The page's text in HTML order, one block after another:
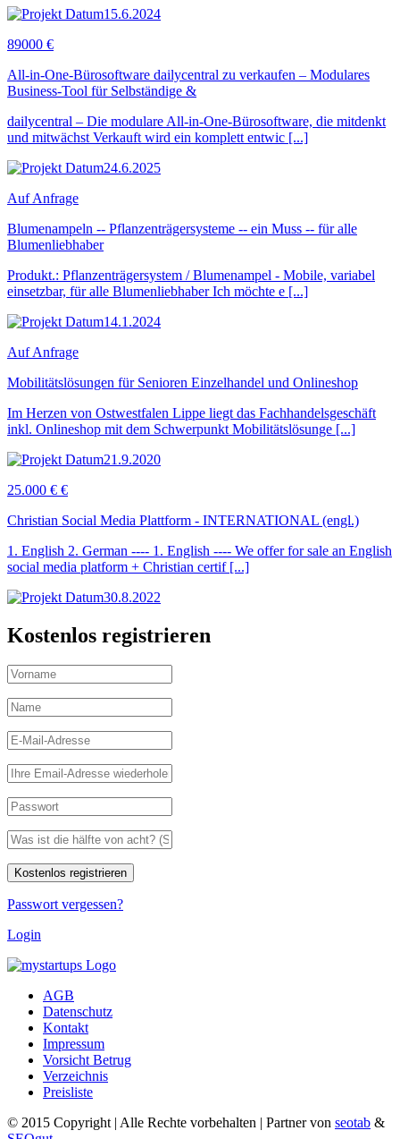
15.6.2024
89000 €
All-in-One-Bürosoftware dailycentral zu verkaufen – Modulares
Business-Tool für Selbständige &
dailycentral – Die modulare All-in-One-Bürosoftware, die mitdenkt
und mitwächst Verkauft wird ein komplett entwic [...]
24.6.2025
Auf Anfrage
Blumenampeln -- Pflanzenträgersysteme -- ein Muss -- für alle
Blumenliebhaber
Produkt.: Pflanzenträgersystem / Blumenampel - Mobile, variabel
einsetzbar, für alle Blumenliebhaber Ich möchte e [...]
14.1.2024
Auf Anfrage
Mobilitätslösungen für Senioren Einzelhandel und Onlineshop
Im Herzen von Ostwestfalen Lippe liegt das Fachhandelsgeschäft
inkl. Onlineshop mit dem Schwerpunkt Mobilitätslösunge [...]
21.9.2020
25.000 € €
Christian Social Media Plattform - INTERNATIONAL (engl.)
1. English 2. German ---- 1. English ---- We offer for sale an English
social media platform + Christian certif [...]
30.8.2022
Kostenlos registrieren
Passwort vergessen?
Login
AGB
Datenschutz
Kontakt
Impressum
Vorsicht Betrug
Verzeichnis
Preisliste
© 2015 Copyright | Alle Rechte vorbehalten | Partner von seotab &